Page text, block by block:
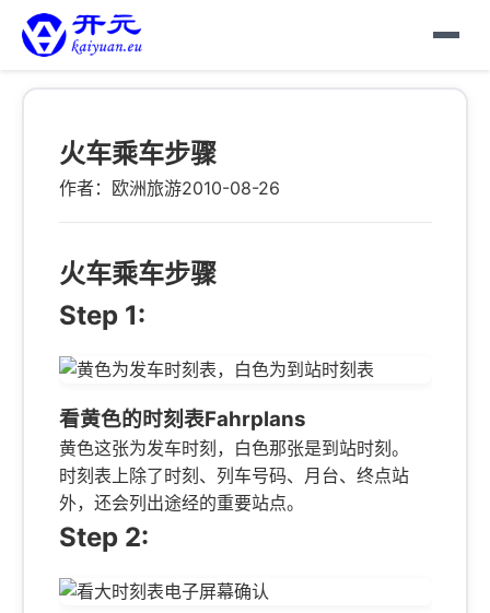
火车乘车步骤
作者：欧洲旅游2010-08-26
火车乘车步骤
Step 1:
看黄色的时刻表Fahrplans
黄色这张为发车时刻，白色那张是到站时刻。
时刻表上除了时刻、列车号码、月台、终点站
外，还会列出途经的重要站点。
Step 2: